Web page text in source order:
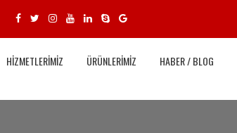
HİZMETLERİMİZ ÜRÜNLERİMİZ HABER / BLOG